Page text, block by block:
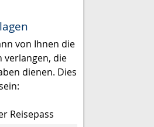
von Ihnen die
verlangen, die
dienen. Dies
Reisepass